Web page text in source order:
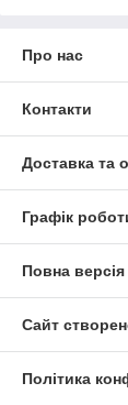
Про нас
Контакти
Доставка та
Графік
Повна версія
Сайт
Політика